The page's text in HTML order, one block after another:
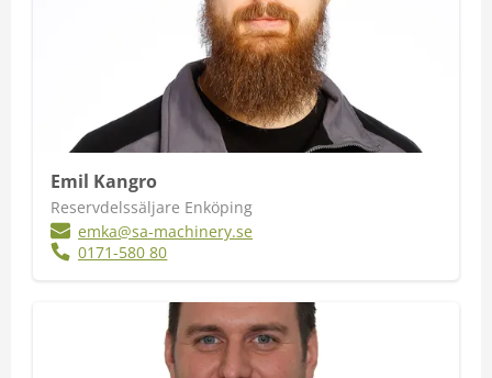
Emil Kangro
Reservdelssäljare Enköping
emka@sa-machinery.se
0171-580 80